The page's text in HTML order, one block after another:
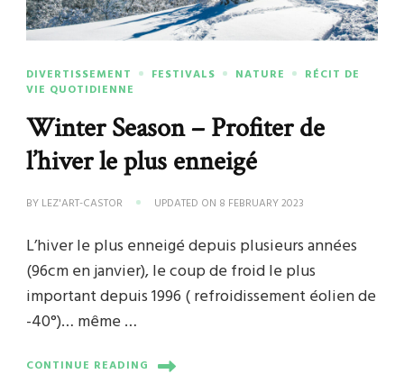
DIVERTISSEMENT FESTIVALS NATURE
RÉCIT DE
VIE QUOTIDIENNE
Winter Season – Profiter de
l’hiver le plus enneigé
BY LEZ'ART-CASTOR UPDATED ON 8 FEBRUARY 2023
L’hiver le plus enneigé depuis plusieurs années
(96cm en janvier), le coup de froid le plus
important depuis 1996 ( refroidissement éolien de
-40°)… même …
CONTINUE READING